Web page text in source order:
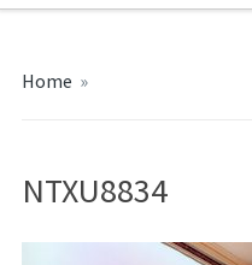
Home »
NTXU8834